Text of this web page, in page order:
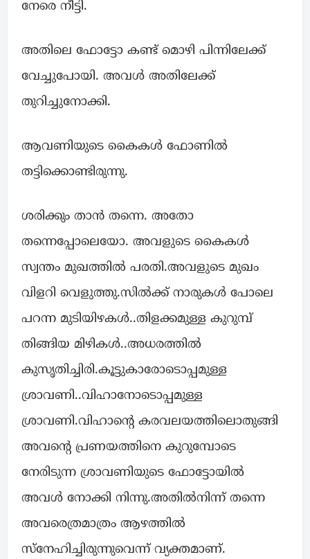
നേരെ നീട്ടി.
അതിലെ ഫോട്ടോ കണ്ട് മൊഴി പിന്നിലേക്ക്
വേച്ചുപോയി. അവൾ അതിലേക്ക്
തുറിച്ചുനോക്കി.
ആവണിയുടെ കൈകൾ ഫോണിൽ
തട്ടിക്കൊണ്ടിരുന്നു.
ശരിക്കും താൻ തന്നെ. അതോ
തന്നെപ്പോലെയോ. അവളുടെ കൈകൾ
സ്വന്തം മുഖത്തിൽ പരതി.അവളുടെ മുഖം
വിളറി വെളുത്തു.സിൽക്ക് നാരുകൾ പോലെ
പറന്ന മുടിയിഴകൾ..തിളക്കമുള്ള കുറുമ്പ്
തിങ്ങിയ മിഴികൾ..അധരത്തിൽ
കുസൃതിച്ചിരി.കൂട്ടുകാരോടൊപ്പമുള്ള
ശ്രാവണി..വിഹാനോടൊപ്പമുള്ള
ശ്രാവണി.വിഹാന്റെ കരവലയത്തിലൊതുങ്ങി
അവന്റെ പ്രണയത്തിനെ കുറുമ്പോടെ
നേരിടുന്ന ശ്രാവണിയുടെ ഫോട്ടോയിൽ
അവൾ നോക്കി നിന്നു.അതിൽനിന്ന് തന്നെ
അവരെത്രമാത്രം ആഴത്തിൽ
സ്നേഹിച്ചിരുന്നുവെന്ന് വ്യക്തമാണ്.